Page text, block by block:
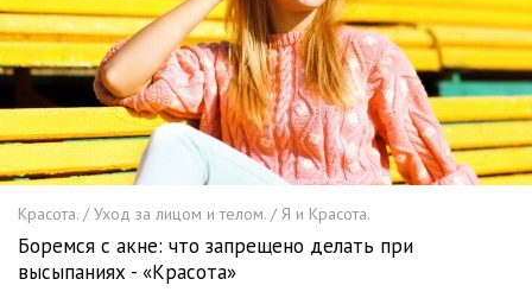
Красота. / Уход за лицом и телом. / Я и Красота.
Боремся с акне: что запрещено делать при
высыпаниях - «Красота»